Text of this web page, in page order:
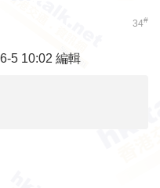
34#
5 10:02 編輯